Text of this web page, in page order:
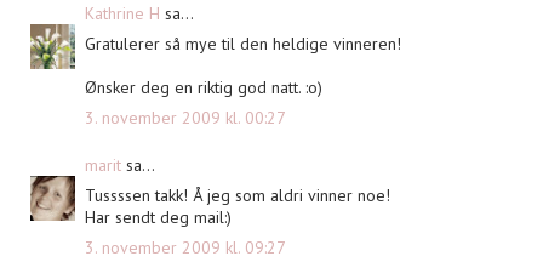
Kathrine H sa...
Gratulerer så mye til den heldige vinneren!
Ønsker deg en riktig god natt. :o)
3. november 2009 kl. 00:27
marit sa...
Tussssen takk! Å jeg som aldri vinner noe!
Har sendt deg mail:)
3. november 2009 kl. 09:27